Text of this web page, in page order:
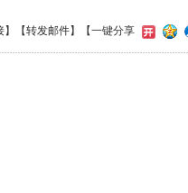
】【转发邮件】 【一键分享